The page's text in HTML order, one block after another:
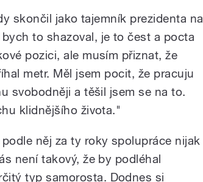
skončil jako tajemník prezidenta na
to shazoval, je to čest a pocta
pozici, ale musím přiznat, že
metr. Měl jsem pocit, že pracuju
svobodněji a těšil jsem se na to.
klidnějšího života."
něj za ty roky spolupráce nijak
není takový, že by podléhal
typ samorosta. Dodnes si